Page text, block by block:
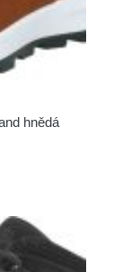
hnědá